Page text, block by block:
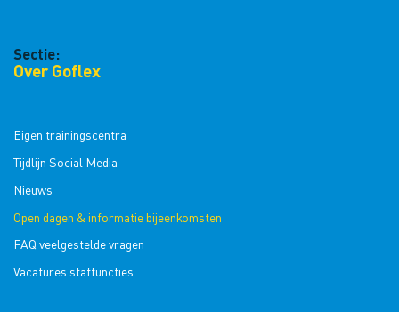
Sectie:
Over Goflex
Eigen trainingscentra
Tijdlijn Social Media
Nieuws
Open dagen & informatie bijeenkomsten
FAQ veelgestelde vragen
Vacatures staffuncties